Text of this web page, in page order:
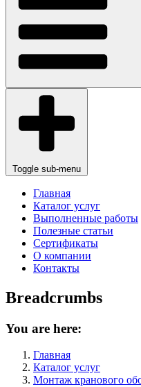
Toggle sub-menu
Главная
Каталог услуг
Выполненные работы
Полезные статьи
Сертификаты
О компании
Контакты
Breadcrumbs
You are here:
Главная
Каталог услуг
Монтаж кранового